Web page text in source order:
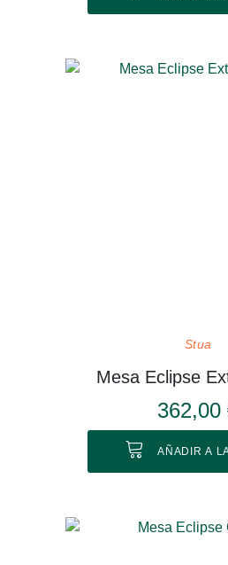
Stua
362,00
AÑADIR A